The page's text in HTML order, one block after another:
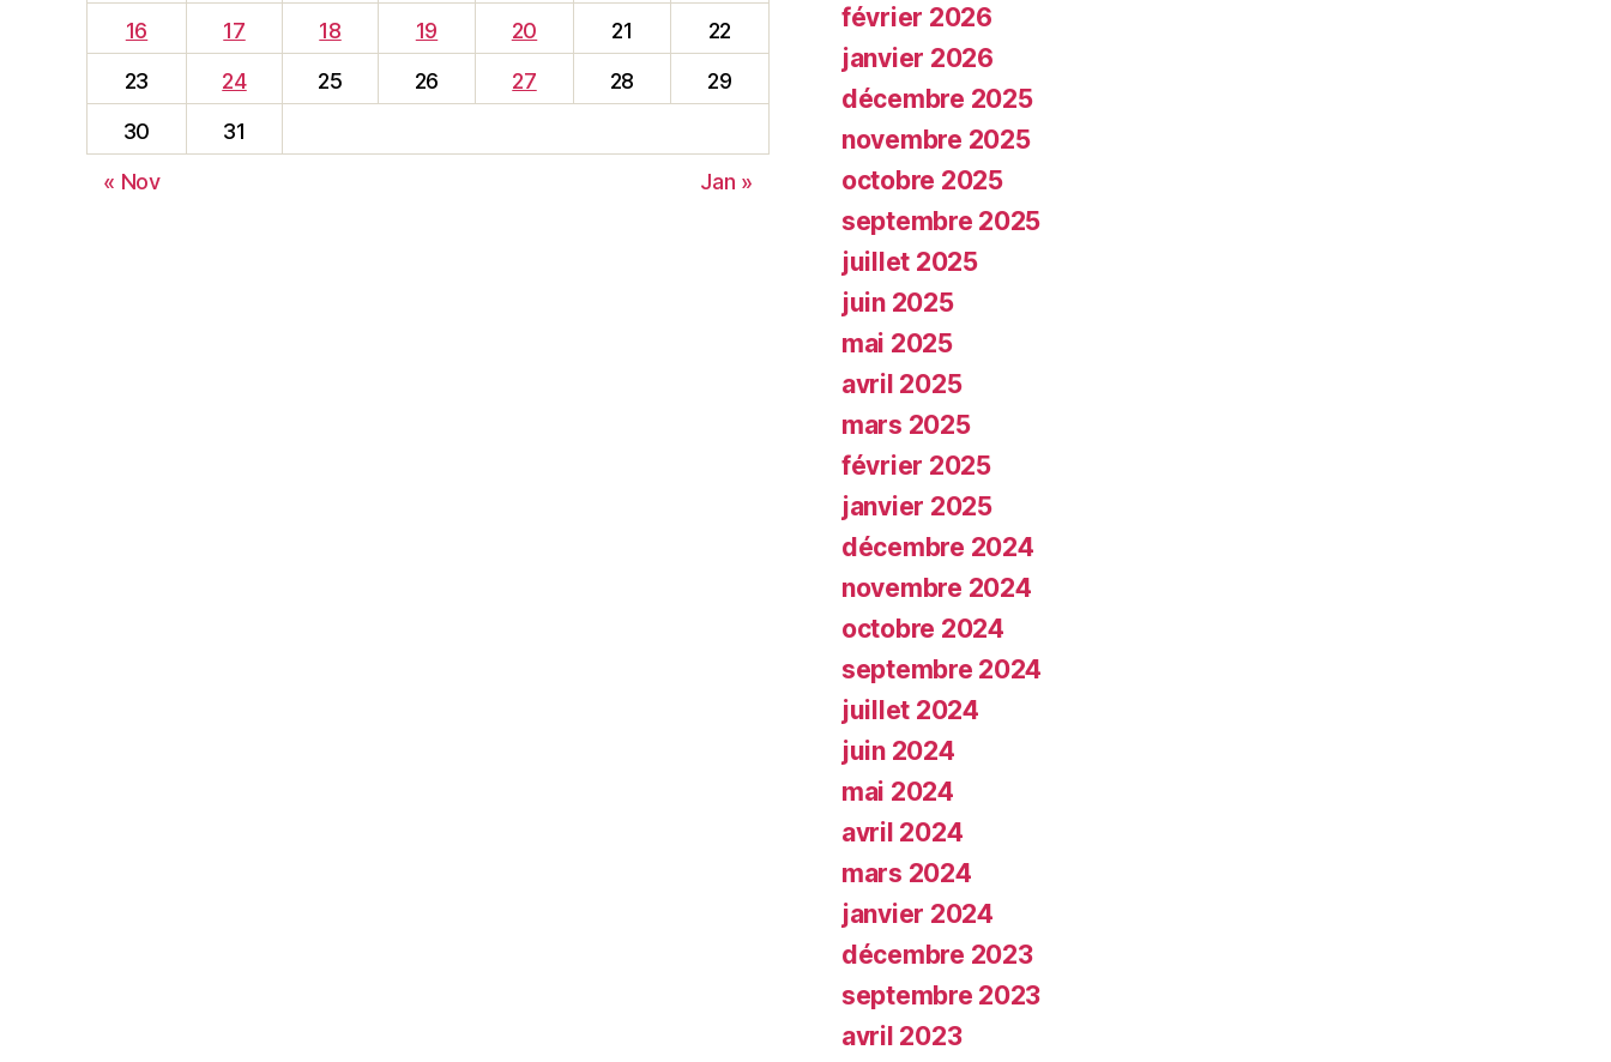
16
17 18 19 20 21
22
23
24 25 26 27 28
29
30
31
« Nov
Jan »
février 2026
janvier 2026
décembre 2025
novembre 2025
octobre 2025
septembre 2025
juillet 2025
juin 2025
mai 2025
avril 2025
mars 2025
février 2025
janvier 2025
décembre 2024
novembre 2024
octobre 2024
septembre 2024
juillet 2024
juin 2024
mai 2024
avril 2024
mars 2024
janvier 2024
décembre 2023
septembre 2023
avril 2023